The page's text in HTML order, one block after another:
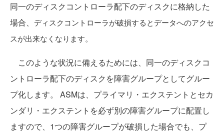
同一のディスクコントローラ配下のディスクに格納した
場合、
ディスクコントローラが破損するとデータへのアクセ
スが出来なくなります。
このような状況に備えるためには、同一のディスクコ
ントローラ配下のディスクを障害グループとしてグルー
プ化します。 ASMは、プライマリ・エクステントとセカ
ンダリ・エクステントを必ず別の障害グループに配置し
ますので、1つの障害グループが破損した場合でも、プ